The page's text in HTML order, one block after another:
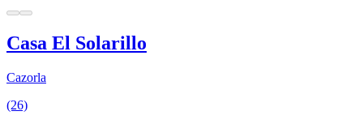
Casa El Solarillo
Cazorla
(26)